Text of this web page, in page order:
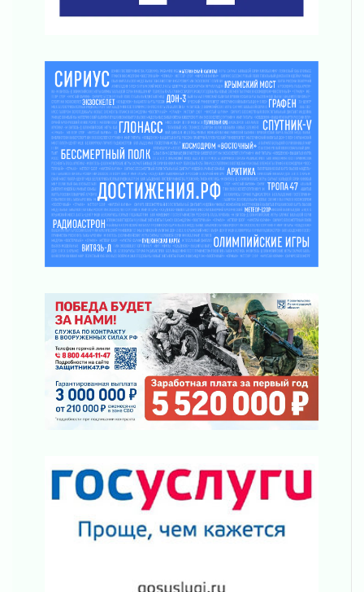
03 августа 2026
За сутки в Ленинградской области
ликвидировали 10 пожаров
03 августа 2026
Клюква наливается, но в корзинку пока не
просится
03 августа 2026
Строительные компании Ленобласти
подняли зарплаты почти на 40% за год
03 августа 2026
Шесть новых жизней в честь дня рождения
Ленинградской области
Уроки безопасности для детей и взрослых
03 августа 2026
Ленобласть отмечает День Воздушно-
десантных войск
02 августа 2026
«Активное лето»
02 августа 2026
02 августа 2026
Ладога — не пруд
ПСК через Гослуслуги напомнит жителям
Ленинградской области о неоплаченных